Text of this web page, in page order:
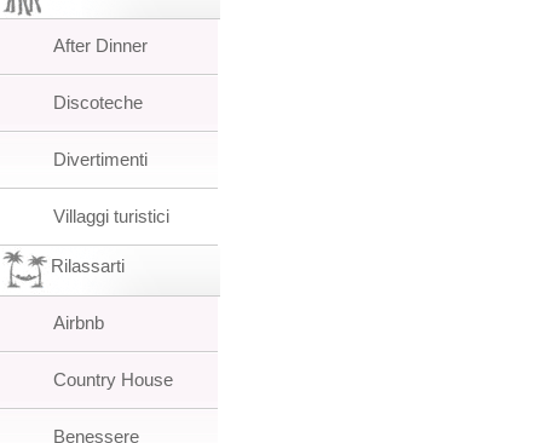
After Dinner
Discoteche
Divertimenti
Villaggi turistici
Rilassarti
Airbnb
Country House
Benessere